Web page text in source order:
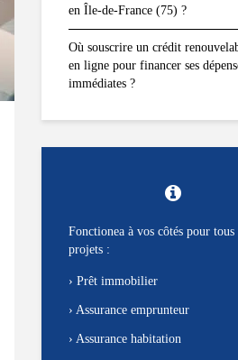
en Île-de-France (75) ?
Où souscrire un crédit
en ligne pour financer ses
immédiates ?
Fonctionea à vos côtés pour tous
projets :
› Prêt immobilier
› Assurance emprunteur
› Assurance habitation